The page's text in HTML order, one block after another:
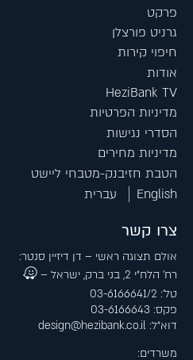
פרקט
גרניט פורצלן
חיפוי קירות
אודות
HeziBank TV
מדיניות הפרטיות
הסדרי נגישות
מדיניות מחירים
הטבת חזיבנק-מטבחי ליישט
English
עברית
צרו קשר
אולם תצוגה ראשי – דן דיזיין סנטר:
רח׳ הלח״י 2, בני ברק, ישראל –
טל׳: 03-6166641/2
פקס: 03-6166643
דוא״ל: design@hezibank.co.il
משרדים: